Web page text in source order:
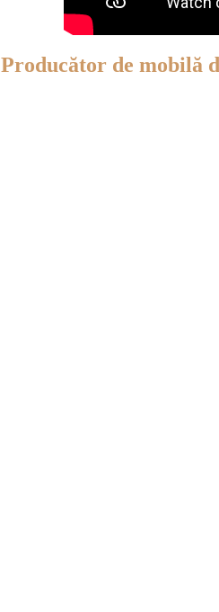
Producător de mobilă